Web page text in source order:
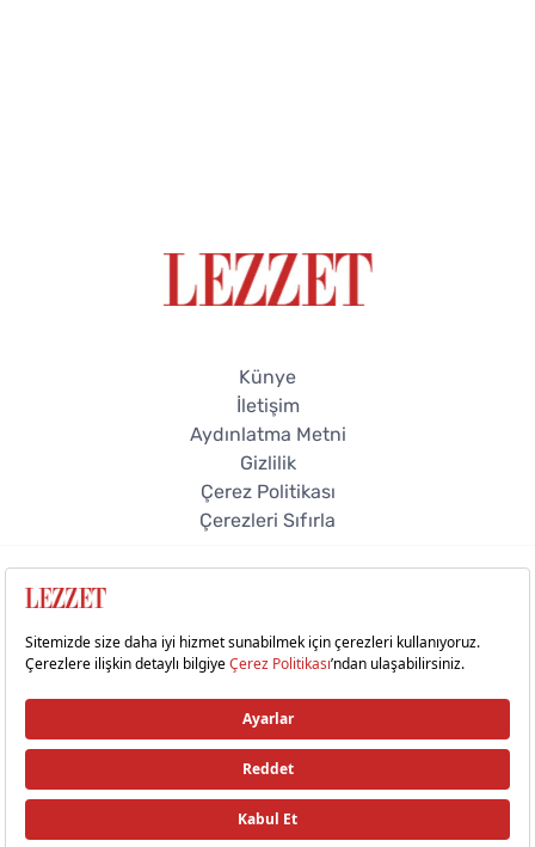
Künye
İletişim
Aydınlatma Metni
Gizlilik
Çerez Politikası
Çerezleri Sıfırla
© 2026 Lezzet Online. Tüm hakları saklıdır.